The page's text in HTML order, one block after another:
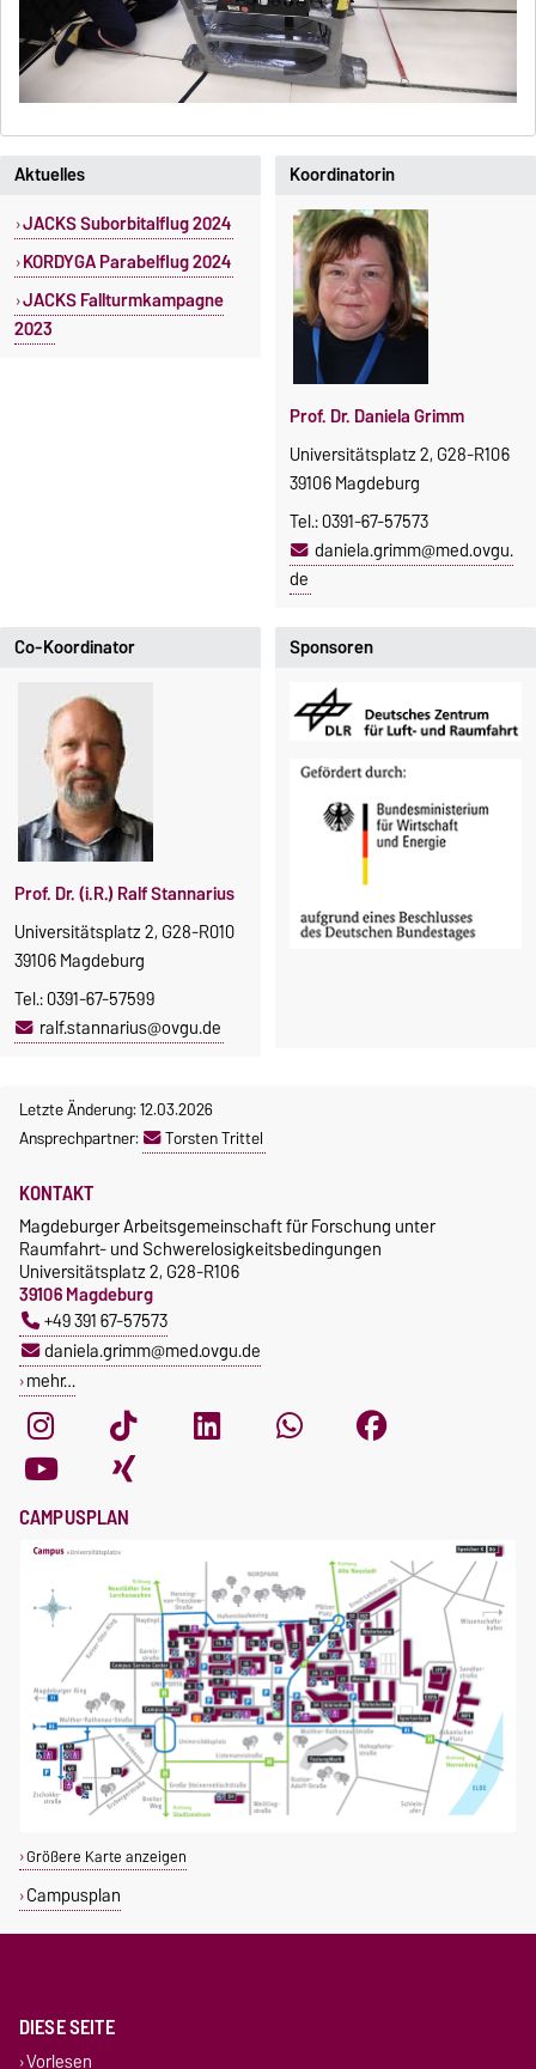
Co-Koordinator
Prof. Dr. (i.R.) Ralf Stannarius
Universitätsplatz 2, G28-R010
39106 Magdeburg
Tel.: 0391-67-57599
ralf.stannarius@ovgu.de
Koordinatorin
Prof. Dr. Daniela Grimm
Universitätsplatz 2, G28-R106
39106 Magdeburg
Tel.: 0391-67-57573
daniela.grimm@med.ovgu.
de
Sponsoren
Aktuelles
JACKS Suborbitalflug 2024
KORDYGA Parabelflug 2024
JACKS Fallturmkampagne
2023
Letzte Änderung: 12.03.2026
Ansprechpartner:
Torsten Trittel
KONTAKT
Magdeburger Arbeitsgemeinschaft für Forschung unter
Raumfahrt- und Schwerelosigkeitsbedingungen
Universitätsplatz 2, G28-R106
39106 Magdeburg
+49 391 67-57573
daniela.grimm@med.ovgu.de
mehr…
CAMPUSPLAN
Größere Karte anzeigen
Campusplan
DIESE SEITE
Vorlesen